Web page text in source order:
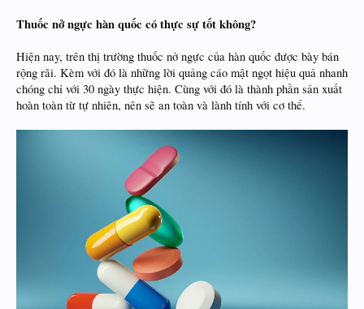
Thuốc nở ngực hàn quốc có thực sự tốt không?
Hiện nay, trên thị trường thuốc nở ngực của hàn quốc được bày bán
rộng rãi. Kèm với đó là những lời quảng cáo mật ngọt hiệu quả nhanh
chóng chỉ với 30 ngày thực hiện. Cùng với đó là thành phần sản xuất
hoàn toàn từ tự nhiên, nên sẽ an toàn và lành tính với cơ thể.